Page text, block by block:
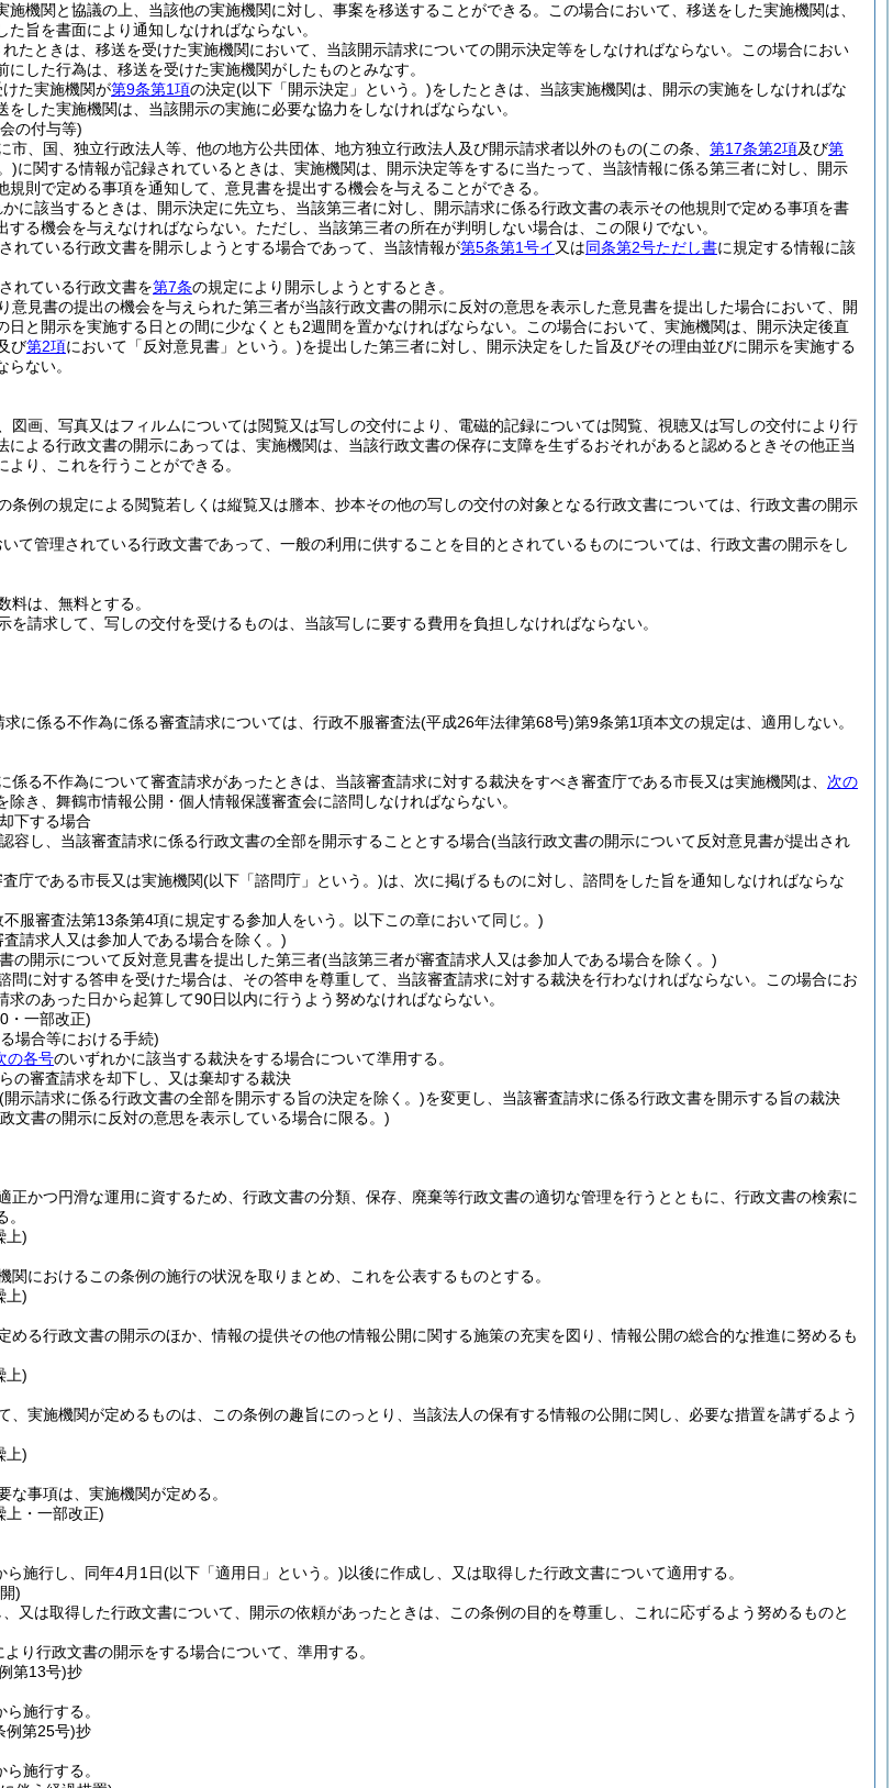
機関と協議の上、当該他の実施機関に対し、事案を移送することができる。
この場合において、移送をした実施機関は、
旨を書面により通知しなければならない。
たときは、移送を受けた実施機関において、当該開示請求についての開示決定等をしなければならない。
この場合におい
した行為は、移送を受けた実施機関がしたものとみなす。
た実施機関が第9条第1項の決定(以下「開示決定」という。)をしたときは、当該実施機関は、開示の実施をしなければな
をした実施機関は、当該開示の実施に必要な協力をしなければならない。
の付与等)
市、国、独立行政法人等、他の地方公共団体、地方独立行政法人及び開示請求者以外のもの(この条、 第17条第2項及び第
)に関する情報が記録されているときは、実施機関は、開示決定等をするに当たって、当該情報に係る第三者に対し、開示
則で定める事項を通知して、意見書を提出する機会を与えることができる。
に該当するときは、開示決定に先立ち、当該第三者に対し、開示請求に係る行政文書の表示その他規則で定める事項を書
る機会を与えなければならない。 ただし、当該第三者の所在が判明しない場合は、この限りでない。
れている行政文書を開示しようとする場合であって、当該情報が第5条第1号イ 又は同条第2号ただし書に規定する情報に該
れている行政文書を第7条の規定により開示しようとするとき。
意見書の提出の機会を与えられた第三者が当該行政文書の開示に反対の意思を表示した意見書を提出した場合において、開
と開示を実施する日との間に少なくとも2週間を置かなければならない。
この場合において、実施機関は、開示決定後直
び第2項において「反対意見書」という。)を提出した第三者に対し、開示決定をした旨及びその理由並びに開示を実施する
ない。
図画、写真又はフィルムについては閲覧又は写しの交付により、電磁的記録については閲覧、視聴又は写しの交付により行
による行政文書の開示にあっては、実施機関は、当該行政文書の保存に支障を生ずるおそれがあると認めるときその他正当
り、これを行うことができる。
条例の規定による閲覧若しくは縦覧又は謄本、抄本その他の写しの交付の対象となる行政文書については、行政文書の開示
て管理されている行政文書であって、一般の利用に供することを目的とされているものについては、行政文書の開示をし
料は、無料とする。
を請求して、写しの交付を受けるものは、当該写しに要する費用を負担しなければならない。
求に係る不作為に係る審査請求については、行政不服審査法(平成26年法律第68号)第9条第1項本文の規定は、適用しない。
係る不作為について審査請求があったときは、当該審査請求に対する裁決をすべき審査庁である市長又は実施機関は、 次の
除き、舞鶴市情報公開・個人情報保護審査会に諮問しなければならない。
下する場合
容し、当該審査請求に係る行政文書の全部を開示することとする場合(当該行政文書の開示について反対意見書が提出され
庁である市長又は実施機関(以下「諮問庁」という。)は、次に掲げるものに対し、諮問をした旨を通知しなければならな
不服審査法第13条第4項に規定する参加人をいう。以下この章において同じ。)
請求人又は参加人である場合を除く。)
の開示について反対意見書を提出した第三者(当該第三者が審査請求人又は参加人である場合を除く。)
問に対する答申を受けた場合は、その答申を尊重して、当該審査請求に対する裁決を行わなければならない。
この場合にお
求のあった日から起算して90日以内に行うよう努めなければならない。
・一部改正)
場合等における手続)
の各号のいずれかに該当する裁決をする場合について準用する。
の審査請求を却下し、又は棄却する裁決
(開示請求に係る行政文書の全部を開示する旨の決定を除く。)を変更し、当該審査請求に係る行政文書を開示する旨の裁決
文書の開示に反対の意思を表示している場合に限る。)
正かつ円滑な運用に資するため、行政文書の分類、保存、廃棄等行政文書の適切な管理を行うとともに、行政文書の検索に
上)
関におけるこの条例の施行の状況を取りまとめ、これを公表するものとする。
上)
める行政文書の開示のほか、情報の提供その他の情報公開に関する施策の充実を図り、情報公開の総合的な推進に努めるも
上)
、実施機関が定めるものは、この条例の趣旨にのっとり、当該法人の保有する情報の公開に関し、必要な措置を講ずるよう
上)
な事項は、実施機関が定める。
上・一部改正)
ら施行し、同年4月1日(以下「適用日」という。)以後に作成し、又は取得した行政文書について適用する。
)
又は取得した行政文書について、開示の依頼があったときは、この条例の目的を尊重し、これに応ずるよう努めるものと
より行政文書の開示をする場合について、準用する。
第13号)抄
施行する。
例第25号)抄
施行する。